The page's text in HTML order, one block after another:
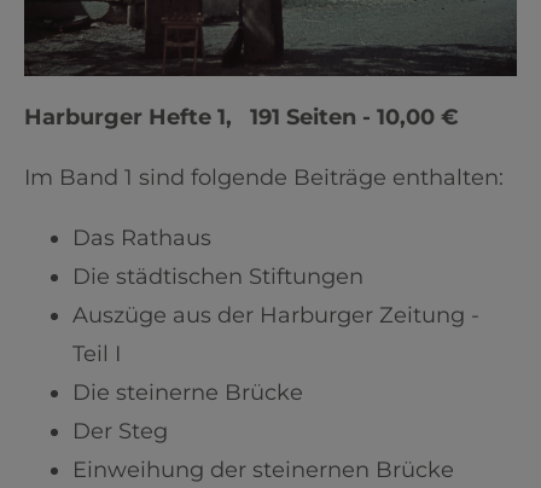
Harburger Hefte 1, 191 Seiten - 10,00 €
Im Band 1 sind folgende Beiträge enthalten:
Das Rathaus
Die städtischen Stiftungen
Auszüge aus der Harburger Zeitung -
Teil I
Die steinerne Brücke
Der Steg
Einweihung der steinernen Brücke